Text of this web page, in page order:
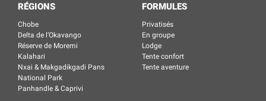
RÉGIONS
Chobe
Delta de l’Okavango
Réserve de Moremi
Kalahari
Nxai & Makgadikgadi Pans
National Park
Panhandle & Caprivi
FORMULES
Privatisés
En groupe
Lodge
Tente confort
Tente aventure